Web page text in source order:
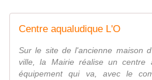
Centre aqualudique L'O
Sur le site de l'ancienne maison
ville, la Mairie réalise un centre
équipement qui va, avec le